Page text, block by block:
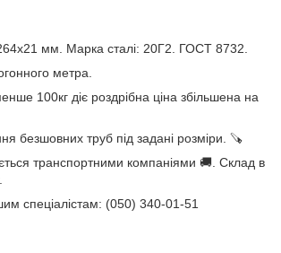
мм. Марка сталі: 20Г2. ГОСТ 8732.
метра.
100кг діє роздрібна ціна збільшена на
безшовних труб під задані розміри. 🪚
транспортними компаніями 🚚. Склад в
спеціалістам: (050) 340-01-51